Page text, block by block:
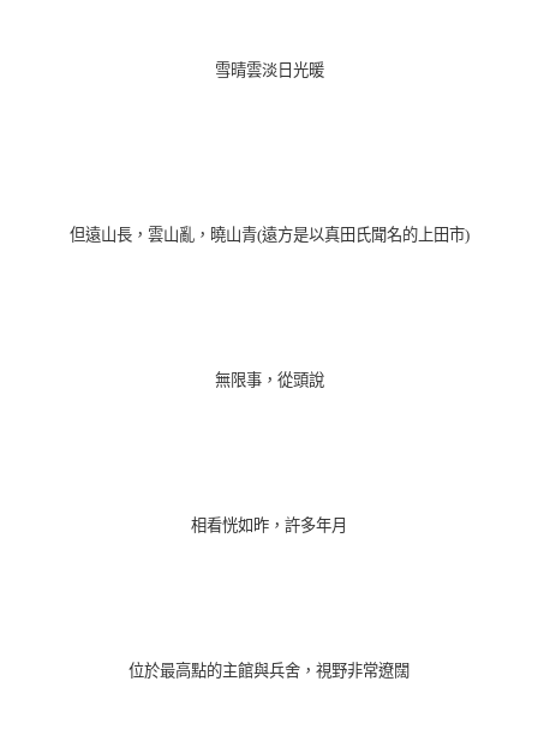
雪晴雲淡日光暖
但遠山長，雲山亂，曉山青(遠方是以真田氏聞名的上田市)
無限事，從頭說
相看恍如昨，許多年月
位於最高點的主館與兵舍，視野非常遼闊